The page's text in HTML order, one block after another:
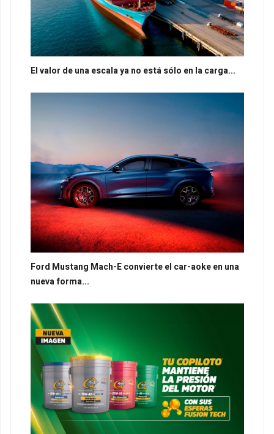
El valor de una escala ya no está sólo en la carga...
Ford Mustang Mach-E convierte el car-aoke en una
nueva forma...